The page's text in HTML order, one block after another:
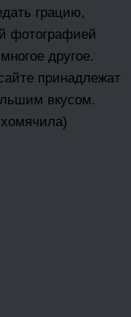
грацию,
фотографией
другое.
принадлежат
вкусом.